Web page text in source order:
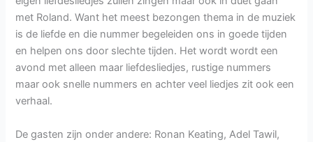
met Roland. Want het meest bezongen thema in de muziek
is de liefde en die nummer begeleiden ons in goede tijden
en helpen ons door slechte tijden. Het wordt wordt een
avond met alleen maar liefdesliedjes, rustige nummers
maar ook snelle nummers en achter veel liedjes zit ook een
verhaal.
De gasten zijn onder andere: Ronan Keating, Adel Tawil,